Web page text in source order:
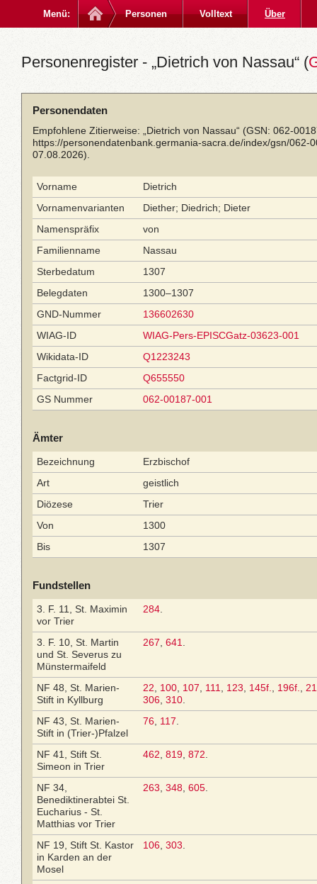
Menü: Personen Volltext Über
Personenregister - „Dietrich von Nassau“ (
Personendaten
Empfohlene Zitierweise: „Dietrich von Nassau“ (GSN: 062-
https://personendatenbank.germania-sacra.de/index/gsn/062-
07.08.2026).
Vorname
Dietrich
Vornamenvarianten
Diether; Diedrich; Dieter
Namenspräfix
von
Familienname
Nassau
Sterbedatum
1307
Belegdaten
1300–1307
GND-Nummer
136602630
WIAG-ID
WIAG-Pers-EPISCGatz-03623-001
Wikidata-ID
Q1223243
Factgrid-ID
Q655550
GS Nummer
062-00187-001
Ämter
Bezeichnung
Erzbischof
Art
geistlich
Diözese
Trier
Von
1300
Bis
1307
Fundstellen
3. F. 11, St. Maximin
vor Trier
284
3. F. 10, St. Martin
und St. Severus zu
Münstermaifeld
267 641
NF 48, St. Marien-
Stift in Kyllburg
22 100 107 111 123 145f. 196f.
306 310
NF 43, St. Marien-
Stift in (Trier-)Pfalzel
76 117
NF 41, Stift St.
Simeon in Trier
462 819 872
NF 34,
Benediktinerabtei St.
Eucharius - St.
Matthias vor Trier
263 348 605
NF 19, Stift St. Kastor
in Karden an der
Mosel
106 303